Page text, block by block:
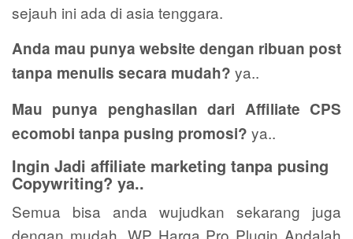
sejauh ini ada di asia tenggara.
Anda mau punya website dengan ribuan post
tanpa menulis secara mudah? ya..
Mau punya penghasilan dari Affiliate CPS
ecomobi tanpa pusing promosi? ya..
Ingin Jadi affiliate marketing tanpa pusing
Copywriting? ya..
Semua bisa anda wujudkan sekarang juga
dengan mudah, WP Harga Pro Plugin Andalah